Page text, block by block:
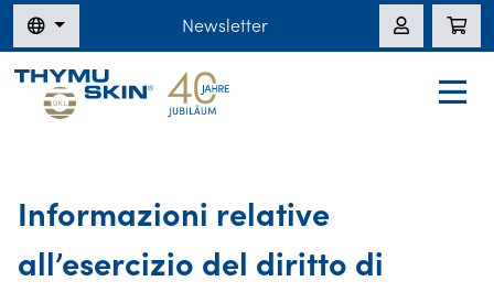
Newsletter
Informazioni relative
all’esercizio del diritto di